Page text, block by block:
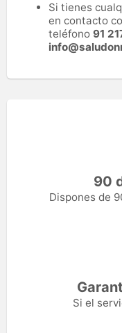
Si tienes
en contacto
teléfono 91
90
Dispones de
Si el